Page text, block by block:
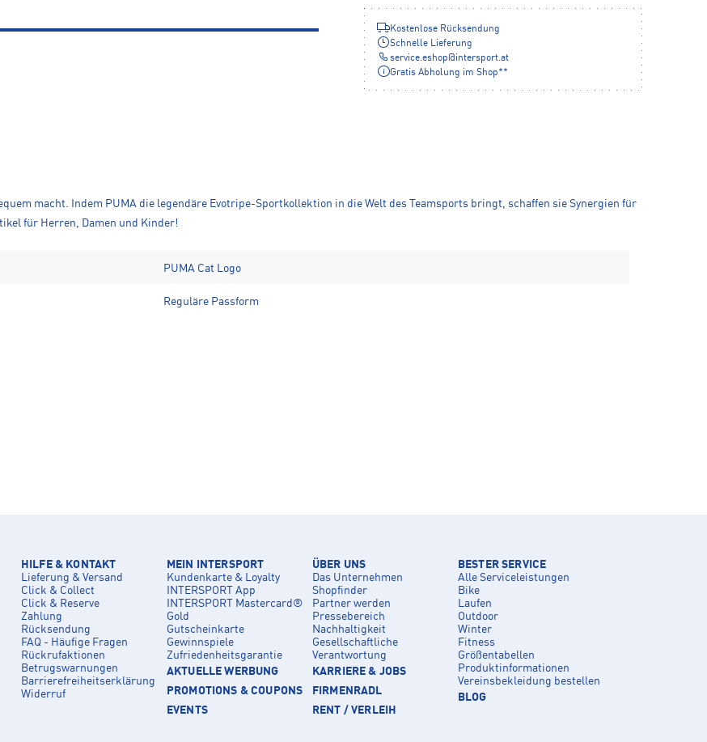
Kostenlose Rücksendung
Schnelle Lieferung
service.eshop@intersport.at
Gratis Abholung im Shop**
macht. Indem PUMA die legendäre Evotripe-Sportkollektion in die Welt des Teamsports bringt, schaffen sie Synergien für
für Herren, Damen und Kinder!
PUMA Cat Logo
Reguläre Passform
HILFE & KONTAKT
Lieferung & Versand
Click & Collect
Click & Reserve
Zahlung
Rücksendung
FAQ - Häufige Fragen
Rückrufaktionen
Betrugswarnungen
Barrierefreiheitserklärung
Widerruf
MEIN INTERSPORT
Kundenkarte & Loyalty
INTERSPORT App
INTERSPORT Mastercard®
Gold
Gutscheinkarte
Gewinnspiele
Zufriedenheitsgarantie
AKTUELLE WERBUNG
PROMOTIONS & COUPONS
EVENTS
ÜBER UNS
Das Unternehmen
Shopfinder
Partner werden
Pressebereich
Nachhaltigkeit
Gesellschaftliche
Verantwortung
KARRIERE & JOBS
FIRMENRADL
RENT / VERLEIH
BESTER SERVICE
Alle Serviceleistungen
Bike
Laufen
Outdoor
Winter
Fitness
Größentabellen
Produktinformationen
Vereinsbekleidung bestellen
BLOG